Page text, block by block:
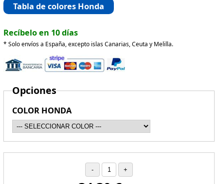
Tabla de colores Honda
Recíbelo en 10 días
* Solo envíos a España, excepto islas Canarias, Ceuta y Melilla.
Opciones
COLOR HONDA